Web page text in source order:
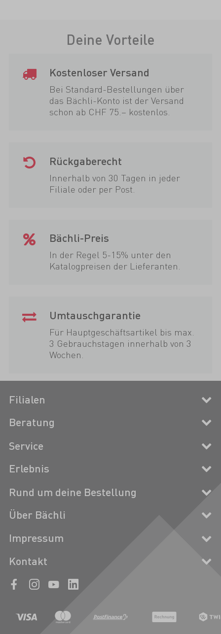
Deine Vorteile
Kostenloser Versand
Bei Standard-Bestellungen über
das Bächli-Konto ist der Versand
schon ab CHF 75.– kostenlos.
Rückgaberecht
Innerhalb von 30 Tagen in jeder
Filiale oder per Post.
Bächli-Preis
In der Regel 5-15% unter den
Katalogpreisen der Lieferanten.
Umtauschgarantie
Für Hauptgeschäftsartikel bis max.
3 Gebrauchstagen innerhalb von 3
Wochen.
Filialen
Beratung
Service
Erlebnis
Rund um deine Bestellung
Über Bächli
Impressum
Kontakt